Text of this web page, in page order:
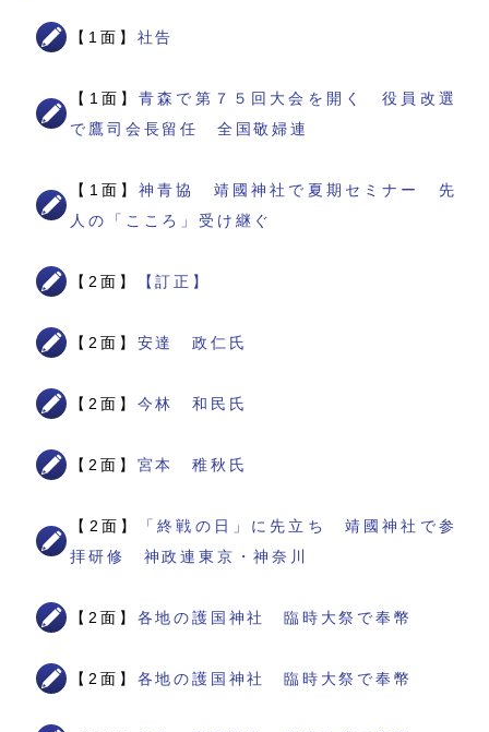
【1面】 社告
【1面】青森で第７５回大会を開く 役員改選
で鷹司会長留任 全国敬婦連
【1面】神青協 靖國神社で夏期セミナー 先
人の「こころ」受け継ぐ
【2面】 【訂正】
【2面】 安達 政仁氏
【2面】 今林 和民氏
【2面】 宮本 稚秋氏
【2面】
「終戦の日」に先立ち 靖國神社で参
拝研修 神政連東京・神奈川
【2面】 各地の護国神社 臨時大祭で奉幣
【2面】 各地の護国神社 臨時大祭で奉幣